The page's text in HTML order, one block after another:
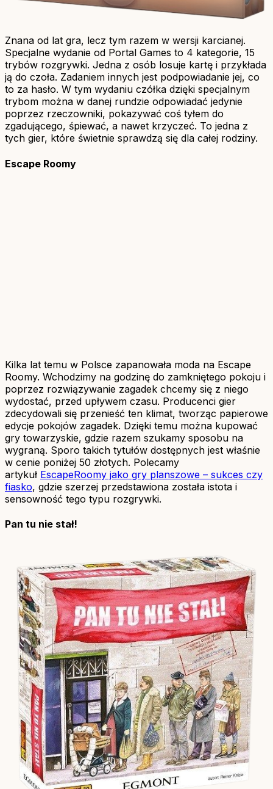
Znana od lat gra, lecz tym razem w wersji karcianej.
Specjalne wydanie od Portal Games to 4 kategorie, 15
trybów rozgrywki. Jedna z osób losuje kartę i przykłada
ją do czoła. Zadaniem innych jest podpowiadanie jej, co
to za hasło. W tym wydaniu czółka dzięki specjalnym
trybom można w danej rundzie odpowiadać jedynie
poprzez rzeczowniki, pokazywać coś tyłem do
zgadującego, śpiewać, a nawet krzyczeć. To jedna z
tych gier, które świetnie sprawdzą się dla całej rodziny.
Escape Roomy
Kilka lat temu w Polsce zapanowała moda na Escape
Roomy. Wchodzimy na godzinę do zamkniętego pokoju i
poprzez rozwiązywanie zagadek chcemy się z niego
wydostać, przed upływem czasu. Producenci gier
zdecydowali się przenieść ten klimat, tworząc papierowe
edycje pokojów zagadek. Dzięki temu można kupować
gry towarzyskie, gdzie razem szukamy sposobu na
wygraną. Sporo takich tytułów dostępnych jest właśnie
w cenie poniżej 50 złotych. Polecamy
artykuł EscapeRoomy jako gry planszowe – sukces czy
fiasko, gdzie szerzej przedstawiona została istota i
sensowność tego typu rozgrywki.
Pan tu nie stał!